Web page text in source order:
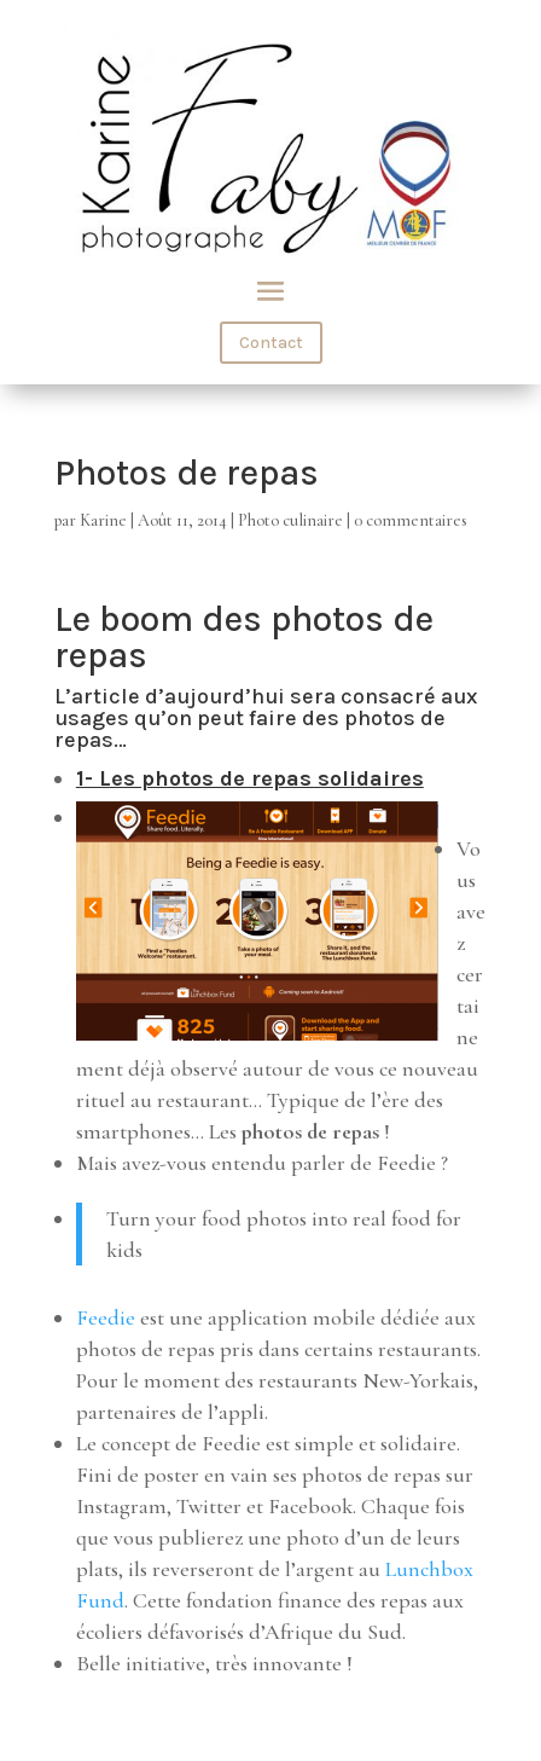
Contact
Photos de repas
par Karine Août 11, 2014 Photo culinaire 0 commentaires
Le boom des photos de
repas
L’article d’aujourd’hui sera consacré aux
usages qu’on peut faire des photos de
repas…
1- Les photos de repas solidaires
Vo
us
ave
z
cer
tai
ne
ment déjà observé autour de vous ce nouveau
rituel au restaurant… Typique de l’ère des
smartphones… Les photos de repas!
Mais avez-vous entendu parler de Feedie ?
Turn your food photos into real food for
kids
Feedie est une application mobile dédiée aux
photos de repas pris dans certains restaurants.
Pour le moment des restaurants New-Yorkais,
partenaires de l’appli.
Le concept de Feedie est simple et solidaire.
Fini de poster en vain ses photos de repas sur
Instagram, Twitter et Facebook. Chaque fois
que vous publierez une photo d’un de leurs
plats, ils reverseront de l’argent au Lunchbox
Fund. Cette fondation finance des repas aux
écoliers défavorisés d’Afrique du Sud.
Belle initiative, très innovante !